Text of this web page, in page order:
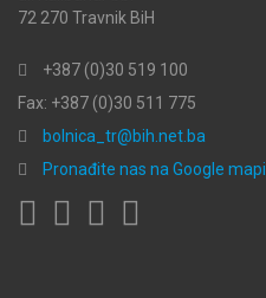
72 270 Travnik BiH
+387 (0)30 519 100
Fax: +387 (0)30 511 775
bolnica_tr@bih.net.ba
Pronađite nas na Google mapi